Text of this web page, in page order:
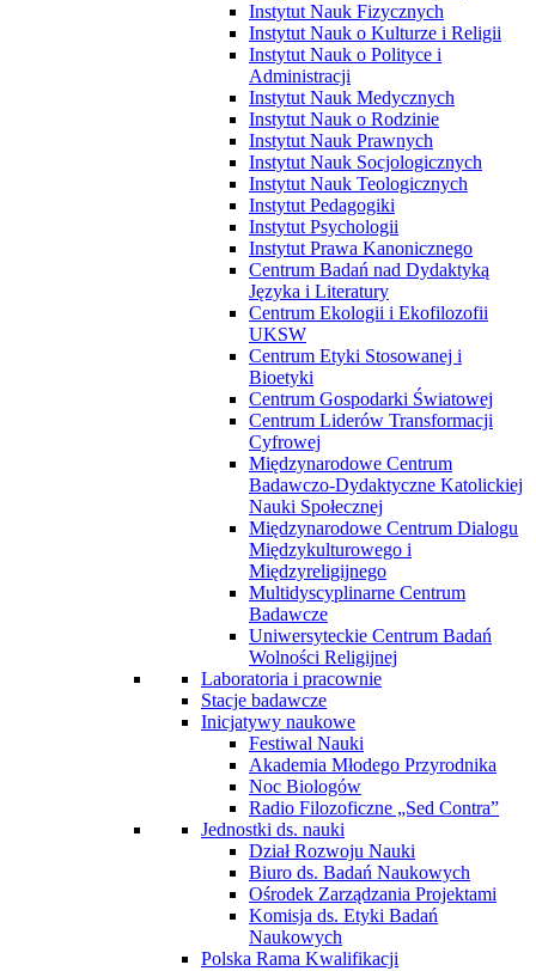
Instytut Nauk Fizycznych
Instytut Nauk o Kulturze i Religii
Instytut Nauk o Polityce i
Administracji
Instytut Nauk Medycznych
Instytut Nauk o Rodzinie
Instytut Nauk Prawnych
Instytut Nauk Socjologicznych
Instytut Nauk Teologicznych
Instytut Pedagogiki
Instytut Psychologii
Instytut Prawa Kanonicznego
Centrum Badań nad Dydaktyką
Języka i Literatury
Centrum Ekologii i Ekofilozofii
UKSW
Centrum Etyki Stosowanej i
Bioetyki
Centrum Gospodarki Światowej
Centrum Liderów Transformacji
Cyfrowej
Międzynarodowe Centrum
Badawczo-Dydaktyczne Katolickiej
Nauki Społecznej
Międzynarodowe Centrum Dialogu
Międzykulturowego i
Międzyreligijnego
Multidyscyplinarne Centrum
Badawcze
Uniwersyteckie Centrum Badań
Wolności Religijnej
Laboratoria i pracownie
Stacje badawcze
Inicjatywy naukowe
Festiwal Nauki
Akademia Młodego Przyrodnika
Noc Biologów
Radio Filozoficzne „Sed Contra”
Jednostki ds. nauki
Dział Rozwoju Nauki
Biuro ds. Badań Naukowych
Ośrodek Zarządzania Projektami
Komisja ds. Etyki Badań
Naukowych
Polska Rama Kwalifikacji